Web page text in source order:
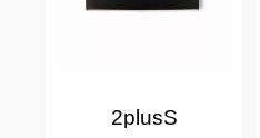
2plusS